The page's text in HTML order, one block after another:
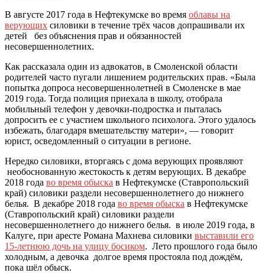
В августе 2017 года в Нефтекумске во время облавы на
верующих силовики в течение трёх часов допрашивали их
детей без объяснения прав и обязанностей
несовершеннолетних.
Как рассказала один из адвокатов, в Смоленской области
родителей часто пугали лишением родительских прав. «Была
попытка допроса несовершеннолетней в Смоленске в мае
2019 года. Тогда полиция приехала в школу, отобрала
мобильный телефон у девочки-подростка и пыталась
допросить ее с участием школьного психолога. Этого удалось
избежать, благодаря вмешательству матери», — говорит
юрист, осведомленный о ситуации в регионе.
Нередко силовики, вторгаясь с дома верующих проявляют
необоснованную жестокость к детям верующих. В декабре
2018 года во время обыска в Нефтекумске (Ставропольский
край) силовики раздели несовершеннолетнего до нижнего
белья. В декабре 2018 года во время обыска в Нефтекумске
(Ставропольский край) силовики раздели
несовершеннолетнего до нижнего белья. в июле 2019 года, в
Калуге, при аресте Романа Махнева силовики выставили его
15-летнюю дочь на улицу босиком. Лето прошлого года было
холодным, а девочка долгое время простояла под дождём,
пока шёл обыск.